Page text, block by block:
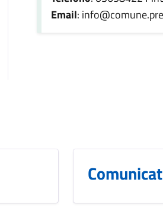
Email: